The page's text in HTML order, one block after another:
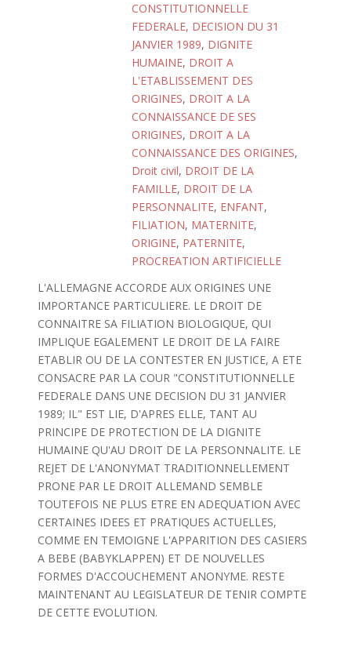
CONSTITUTIONNELLE
FEDERALE, DECISION DU 31
JANVIER 1989, DIGNITE
HUMAINE, DROIT A
L'ETABLISSEMENT DES
ORIGINES, DROIT A LA
CONNAISSANCE DE SES
ORIGINES, DROIT A LA
CONNAISSANCE DES ORIGINES,
Droit civil, DROIT DE LA
FAMILLE, DROIT DE LA
PERSONNALITE, ENFANT,
FILIATION, MATERNITE,
ORIGINE, PATERNITE,
PROCREATION ARTIFICIELLE
L'ALLEMAGNE ACCORDE AUX ORIGINES UNE
IMPORTANCE PARTICULIERE. LE DROIT DE
CONNAITRE SA FILIATION BIOLOGIQUE, QUI
IMPLIQUE EGALEMENT LE DROIT DE LA FAIRE
ETABLIR OU DE LA CONTESTER EN JUSTICE, A ETE
CONSACRE PAR LA COUR "CONSTITUTIONNELLE
FEDERALE DANS UNE DECISION DU 31 JANVIER
1989; IL" EST LIE, D'APRES ELLE, TANT AU
PRINCIPE DE PROTECTION DE LA DIGNITE
HUMAINE QU'AU DROIT DE LA PERSONNALITE. LE
REJET DE L'ANONYMAT TRADITIONNELLEMENT
PRONE PAR LE DROIT ALLEMAND SEMBLE
TOUTEFOIS NE PLUS ETRE EN ADEQUATION AVEC
CERTAINES IDEES ET PRATIQUES ACTUELLES,
COMME EN TEMOIGNE L'APPARITION DES CASIERS
A BEBE (BABYKLAPPEN) ET DE NOUVELLES
FORMES D'ACCOUCHEMENT ANONYME. RESTE
MAINTENANT AU LEGISLATEUR DE TENIR COMPTE
DE CETTE EVOLUTION.